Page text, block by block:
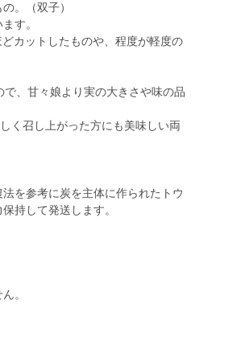
。（双子）
す。
カットしたものや、程度が軽度の
、甘々娘より実の大きさや味の品
く召し上がった方にも美味しい両
を参考に炭を主体に作られたトウ
持して発送します。
。